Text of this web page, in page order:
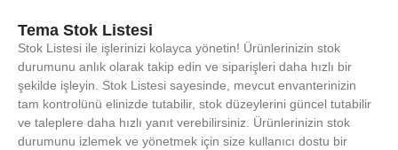
Tema Stok Listesi
Stok Listesi ile işlerinizi kolayca yönetin! Ürünlerinizin stok
durumunu anlık olarak takip edin ve siparişleri daha hızlı bir
şekilde işleyin. Stok Listesi sayesinde, mevcut envanterinizin
tam kontrolünü elinizde tutabilir, stok düzeylerini güncel tutabilir
ve taleplere daha hızlı yanıt verebilirsiniz. Ürünlerinizin stok
durumunu izlemek ve yönetmek için size kullanıcı dostu bir